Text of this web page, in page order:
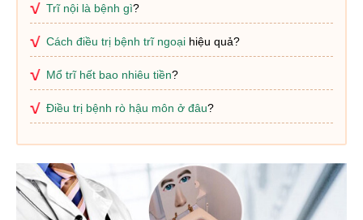
Trĩ nội là bệnh gì?
Cách điều trị bệnh trĩ ngoại hiệu quả?
Mổ trĩ hết bao nhiêu tiền?
Điều trị bệnh rò hậu môn ở đâu?